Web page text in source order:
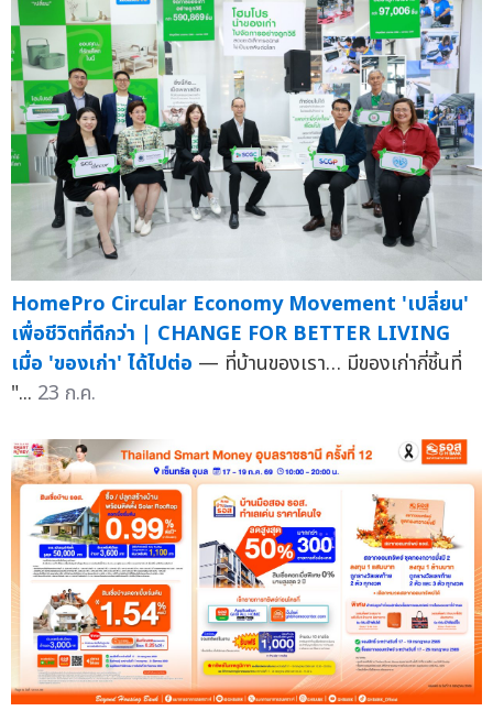
HomePro Circular Economy Movement 'เปลี่ยน'
เพื่อชีวิตที่ดีกว่า | CHANGE FOR BETTER LIVING
เมื่อ 'ของเก่า' ได้ไปต่อ — ที่บ้านของเรา… มีของเก่ากี่ชิ้นที่
"... 23 ก.ค.